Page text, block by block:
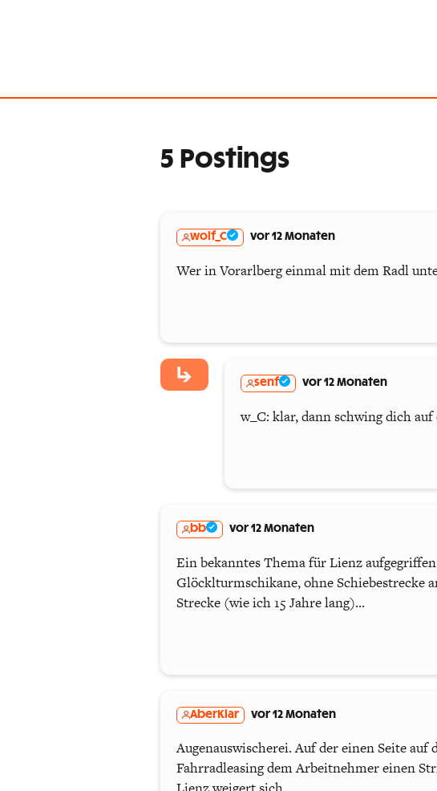
5 Postings
wolf_C vor 12 Monaten
Wer in Vorarlberg einmal mit dem Radl
senf vor 12 Monaten
w_C: klar, dann schwing dich auf
bb vor 12 Monaten
Ein bekanntes Thema für Lienz
Glöcklturmschikane, ohne Schiebestrecke
Strecke (wie ich 15 Jahre lang)...
AberKlar vor 12 Monaten
Augenauswischerei. Auf der einen Seite
Fahrradleasing dem Arbeitnehmer einen